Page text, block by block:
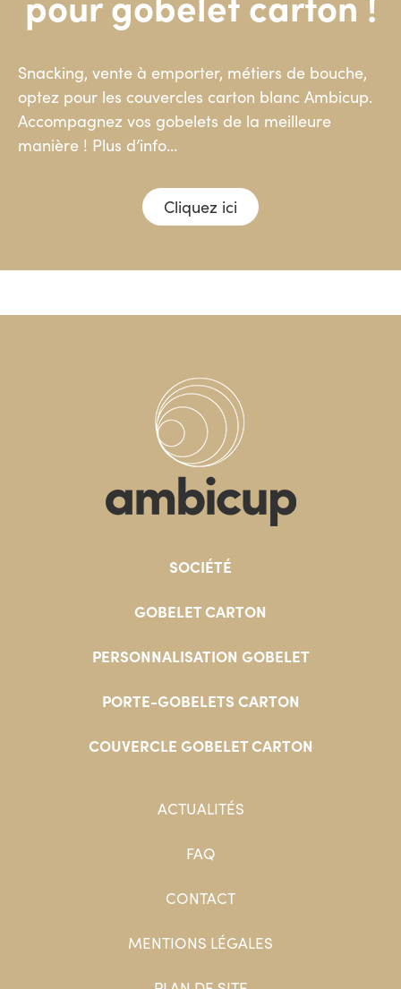
Snacking, vente à emporter, métiers de bouche,
optez pour les couvercles carton blanc Ambicup.
Accompagnez vos gobelets de la meilleure
manière ! Plus d’info…
Cliquez ici
SOCIÉTÉ
GOBELET CARTON
PERSONNALISATION GOBELET
PORTE-GOBELETS CARTON
COUVERCLE GOBELET CARTON
ACTUALITÉS
FAQ
CONTACT
MENTIONS LÉGALES